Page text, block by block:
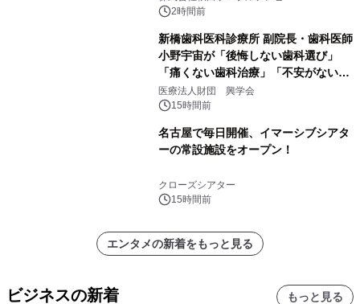
るパッケージ～ 9月1日(火)秋田県内で
2時間前
新橋歯科医科診療所 副院長・歯科医師
小野宇宙が「後悔しない歯科選び」
「痛くない歯科治療」「不安がない治
療計画」をテーマに専門監修
医療法人財団 興学会
15時間前
名古屋で毎日開催、イマーシブシアタ
ーの常設施設をオープン！
クローズシアター
15時間前
エンタメの新着をもっと見る
ビジネスの新着 もっと見る